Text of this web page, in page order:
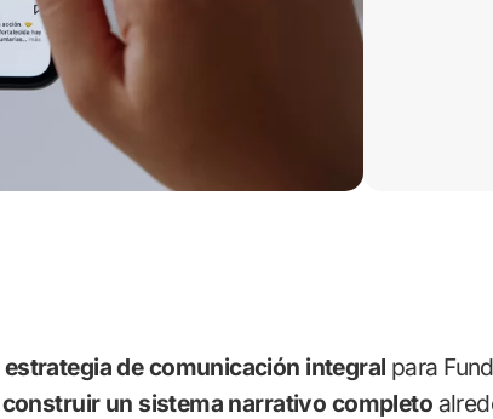
estrategia de comunicación integral para
construir un sistema narrativo completo